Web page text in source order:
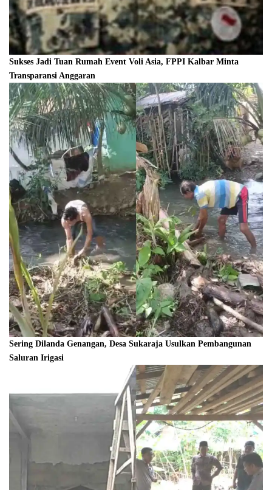
Sukses Jadi Tuan Rumah Event Voli Asia, FPPI Kalbar Minta
Transparansi Anggaran
Sering Dilanda Genangan, Desa Sukaraja Usulkan Pembangunan
Saluran Irigasi